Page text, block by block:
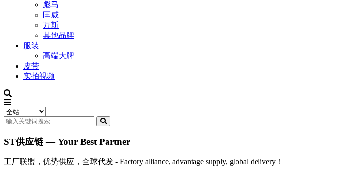
彪马
匡威
万斯
其他品牌
服装
高端大牌
皮带
实拍视频
ST供应链 — Your Best Partner
工厂联盟，优势供应，全球代发 - Factory alliance, advantage supply, global delivery！